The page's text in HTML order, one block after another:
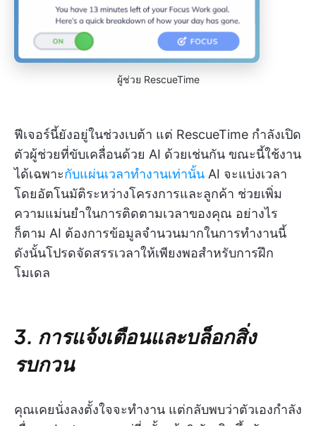
ผู้ช่วย RescueTime
ฟีเจอร์นี้ยังอยู่ในช่วงเบต้า แต่ RescueTime กำลังเปิด
ตัวผู้ช่วยที่ขับเคลื่อนด้วย AI ด้วยเช่นกัน ขณะนี้ใช้งาน
ได้เฉพาะกับแผ่นเวลาทำงานเท่านั้น AI จะแบ่งเวลา
โดยอัตโนมัติระหว่างโครงการและลูกค้า ช่วยเพิ่ม
ความแม่นยำในการติดตามเวลาของคุณ อย่างไร
ก็ตาม AI ต้องการข้อมูลจำนวนมากในการทำงานนี้
ดังนั้นโปรดจัดสรรเวลาให้เพียงพอสำหรับการฝึก
โมเดล
3. การแจ้งเตือนและบล็อกสิ่ง
รบกวน
คุณเคยนั่งลงตั้งใจจะทำงาน แต่กลับพบว่าตัวเองกำลัง